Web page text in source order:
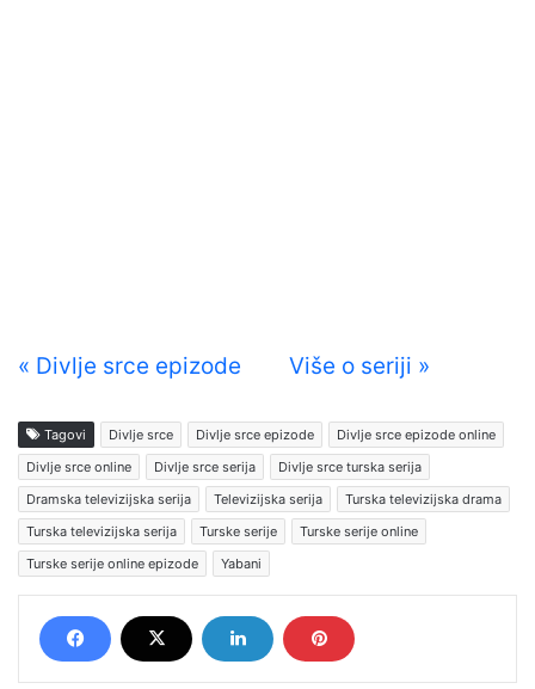
« Divlje srce epizode Više o seriji »
Tagovi Divlje srce Divlje srce epizode
Divlje srce epizode online
Divlje srce online
Divlje srce serija
Divlje srce turska serija
Dramska televizijska serija
Televizijska serija
Turska televizijska drama
Turska televizijska serija
Turske serije
Turske serije online
Turske serije online epizode
Yabani